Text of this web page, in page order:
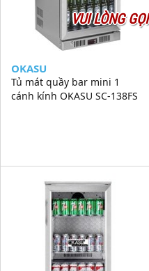
VUI LÒNG GỌI
OKASU
Tủ mát quầy bar mini 1
cánh kính OKASU SC-138FS